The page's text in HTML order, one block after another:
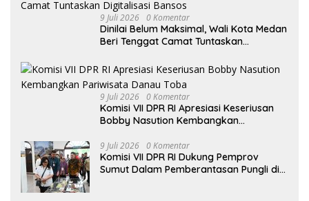
9 Juli 2026 0 Komentar
Dinilai Belum Maksimal, Wali Kota Medan
Beri Tenggat Camat Tuntaskan
9 Juli 2026 0 Komentar
Komisi VII DPR RI Apresiasi Keseriusan
Bobby Nasution Kembangkan
9 Juli 2026 0 Komentar
Komisi VII DPR RI Dukung Pemprov
Sumut Dalam Pemberantasan Pungli di